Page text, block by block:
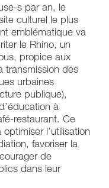
s par an, le
culturel le plus
emblématique va
le Rhino, un
propice aux
transmission des
urbaines
publique),
à
restaurant. Ce
l’utilisation
favoriser la
de
dans leur